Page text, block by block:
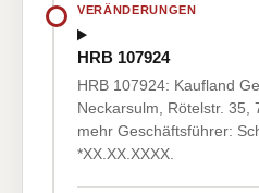
VERÄNDERUNGEN
HRB 107924
HRB 107924: Kaufland
Neckarsulm, Rötelstr. 35,
mehr Geschäftsführer:
*XX.XX.XXXX.